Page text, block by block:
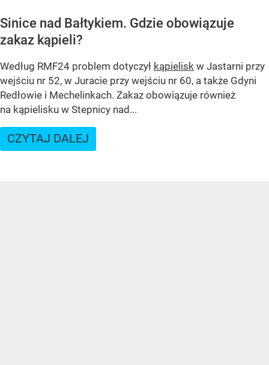
Sinice nad Bałtykiem. Gdzie obowiązuje
zakaz kąpieli?
Według RMF24 problem dotyczył kąpielisk w Jastarni przy
wejściu nr 52, w Juracie przy wejściu nr 60, a także Gdyni
Redłowie i Mechelinkach. Zakaz obowiązuje również
na kąpielisku w Stepnicy nad...
CZYTAJ DALEJ